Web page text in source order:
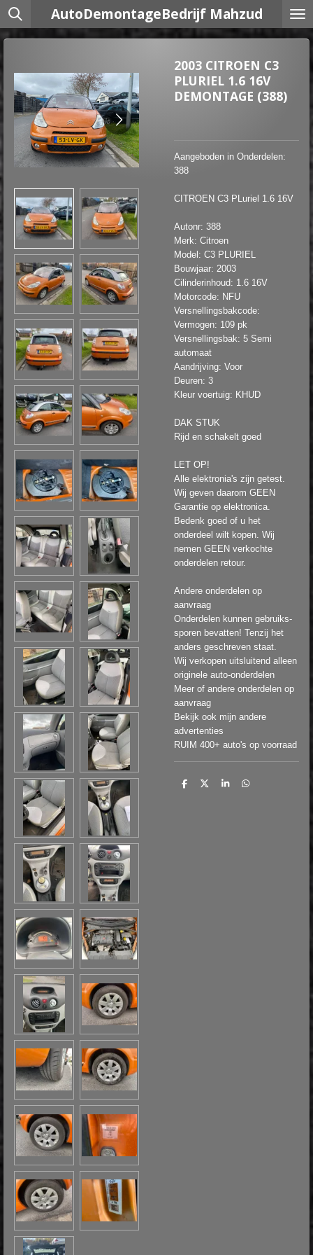
Ga
direct
naar
AutoDemontageBedrijf Mahzud
2003 CITROEN C3
PLURIEL 1.6 16V
DEMONTAGE (388)
Aangeboden in Onderdelen:
388
CITROEN C3 PLuriel 1.6 16V
Autonr: 388
Merk: Citroen
Model: C3 PLURIEL
Bouwjaar: 2003
Cilinderinhoud: 1.6 16V
Motorcode: NFU
Versnellingsbakcode:
Vermogen: 109 pk
Versnellingsbak: 5 Semi
automaat
Aandrijving: Voor
Deuren: 3
Kleur voertuig: KHUD
DAK STUK
Rijd en schakelt goed
LET OP!
Alle elektronia's zijn getest.
Wij geven daarom GEEN
Garantie op elektronica.
Bedenk goed of u het
onderdeel wilt kopen. Wij
nemen GEEN verkochte
onderdelen retour.
Andere onderdelen op
aanvraag
Onderdelen kunnen gebruiks-
sporen bevatten! Tenzij het
anders geschreven staat.
Wij verkopen uitsluitend alleen
originele auto-onderdelen
Meer of andere onderdelen op
aanvraag
Bekijk ook mijn andere
advertenties
RUIM 400+ auto's op voorraad
D
D
S
D